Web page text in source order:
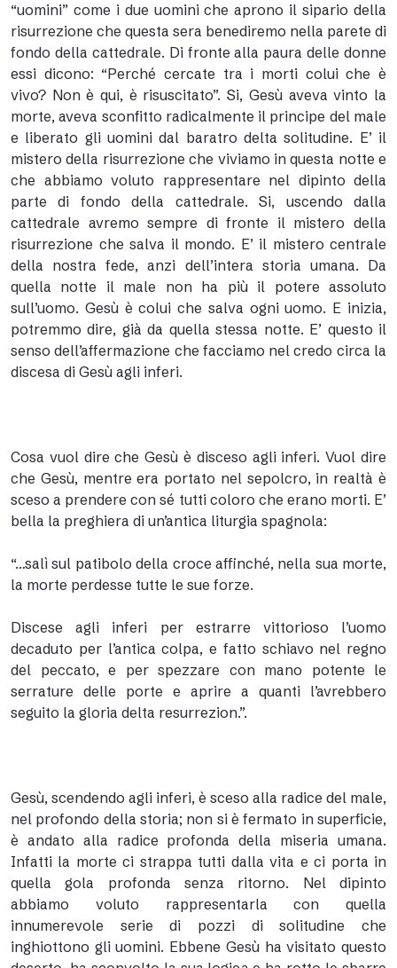
“uomini” come i due uomini che aprono il sipario della
risurrezione che questa sera benediremo nella parete di
fondo della cattedrale. Di fronte alla paura delle donne
essi dicono: “Perché cercate tra i morti colui che è
vivo? Non è qui, è risuscitato”. Si, Gesù aveva vinto la
morte, aveva sconfitto radicalmente il principe del male
e liberato gli uomini dal baratro delta solitudine. E’ il
mistero della risurrezione che viviamo in questa notte e
che abbiamo voluto rappresentare nel dipinto della
parte di fondo della cattedrale. Si, uscendo dalla
cattedrale avremo sempre di fronte il mistero della
risurrezione che salva il mondo. E’ il mistero centrale
della nostra fede, anzi dell’intera storia umana. Da
quella notte il male non ha più il potere assoluto
sull’uomo. Gesù è colui che salva ogni uomo. E inizia,
potremmo dire, già da quella stessa notte. E’ questo il
senso dell’affermazione che facciamo nel credo circa la
discesa di Gesù agli inferi.
Cosa vuol dire che Gesù è disceso agli inferi. Vuol dire
che Gesù, mentre era portato nel sepolcro, in realtà è
sceso a prendere con sé tutti coloro che erano morti. E’
bella la preghiera di un’antica liturgia spagnola:
“…salì sul patibolo della croce affinché, nella sua morte,
la morte perdesse tutte le sue forze.
Discese agli inferi per estrarre vittorioso l’uomo
decaduto per l’antica colpa, e fatto schiavo nel regno
del peccato, e per spezzare con mano potente le
serrature delle porte e aprire a quanti l’avrebbero
seguito la gloria delta resurrezion.”.
Gesù, scendendo agli inferi, è sceso alla radice del male,
nel profondo della storia; non si è fermato in superficie,
è andato alla radice profonda della miseria umana.
Infatti la morte ci strappa tutti dalla vita e ci porta in
quella gola profonda senza ritorno. Nel dipinto
abbiamo voluto rappresentarla con quella
innumerevole serie di pozzi di solitudine che
inghiottono gli uomini. Ebbene Gesù ha visitato questo